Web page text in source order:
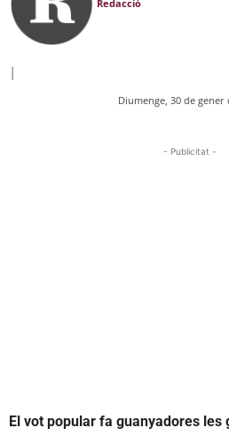
Redacció
|
Diumenge, 30 de gener
- Publicitat -
El vot popular fa guanyadores les